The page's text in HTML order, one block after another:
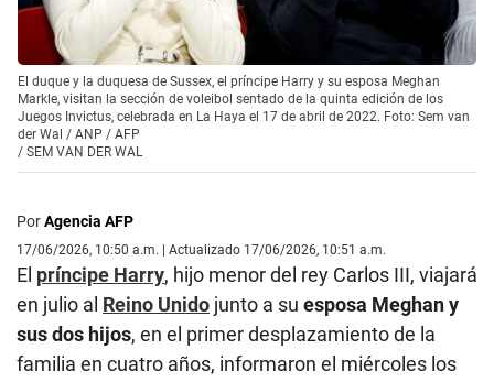
El duque y la duquesa de Sussex, el príncipe Harry y su esposa Meghan
Markle, visitan la sección de voleibol sentado de la quinta edición de los
Juegos Invictus, celebrada en La Haya el 17 de abril de 2022. Foto: Sem van
der Wal / ANP / AFP
/ SEM VAN DER WAL
PorAgencia AFP
17/06/2026, 10:50 a.m. | Actualizado 17/06/2026, 10:51 a.m.
El príncipe Harry, hijo menor del rey Carlos III, viajará
en julio al Reino Unido junto a su esposa Meghan y
sus dos hijos, en el primer desplazamiento de la
familia en cuatro años, informaron el miércoles los